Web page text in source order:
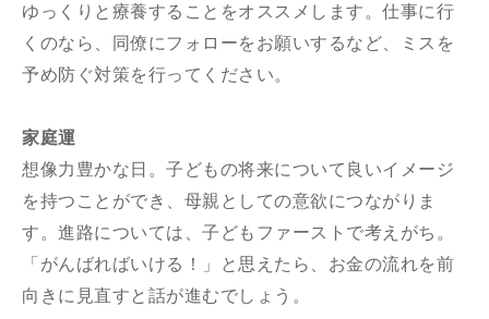
ゆっくりと療養することをオススメします。仕事に行
くのなら、同僚にフォローをお願いするなど、ミスを
予め防ぐ対策を行ってください。
家庭運
想像力豊かな日。子どもの将来について良いイメージ
を持つことができ、母親としての意欲につながりま
す。進路については、子どもファーストで考えがち。
「がんばればいける！」と思えたら、お金の流れを前
向きに見直すと話が進むでしょう。